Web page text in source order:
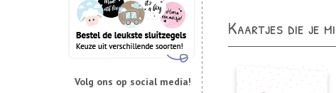
Volg ons op social media!
Kaartjes die je